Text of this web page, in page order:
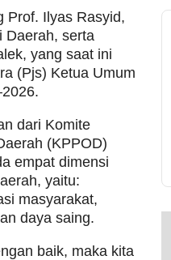
Prof. Ilyas Rasyid,
Daerah, serta
yang saat ini
(Pjs) Ketua Umum
dari Komite
(KPPOD)
empat dimensi
yaitu:
masyarakat,
daya saing.
baik, maka kita